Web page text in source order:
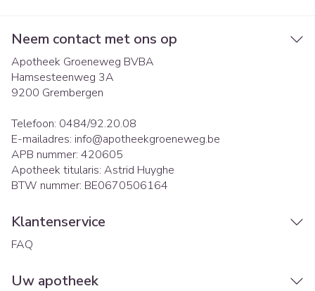
Neem contact met ons op
Apotheek Groeneweg BVBA
Hamsesteenweg 3A
9200 Grembergen
Telefoon: 0484/92.20.08
E-mailadres: info@apotheekgroeneweg.be
APB nummer: 420605
Apotheek titularis: Astrid Huyghe
BTW nummer: BE0670506164
Klantenservice
FAQ
Uw apotheek